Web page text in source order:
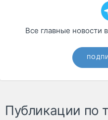
Все главные новости
Публикации по